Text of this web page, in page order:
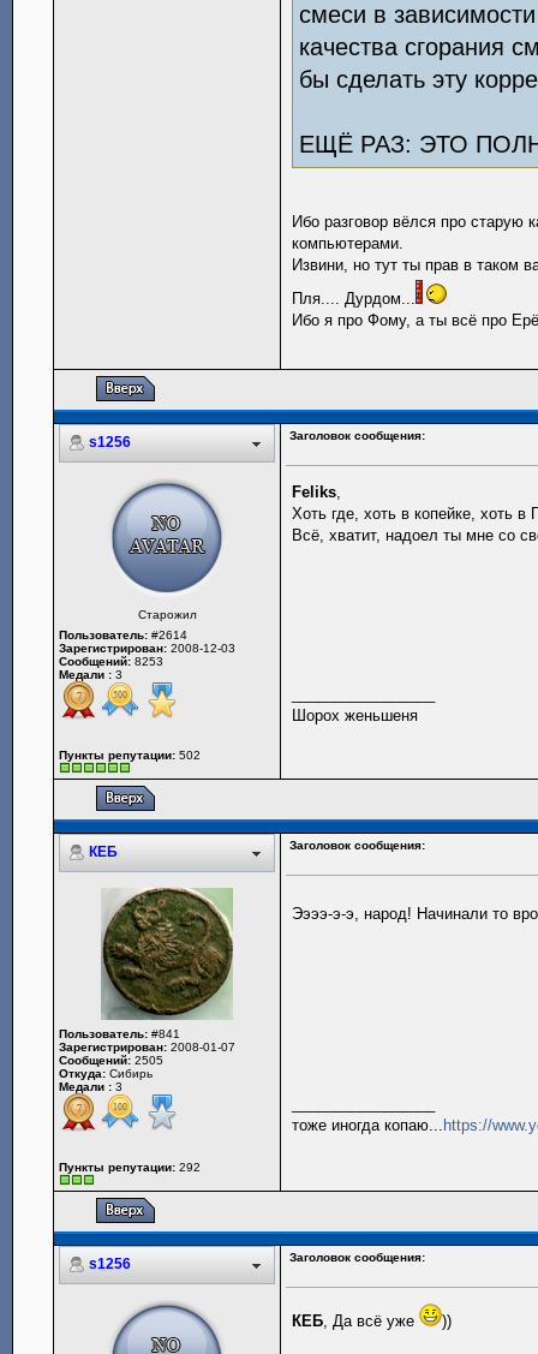
смеси в
качества сгорания
бы сделать эту
ЕЩЁ РАЗ: ЭТО
Ибо разговор вёлся про старую
компьютерами.
Извини, но тут ты прав в таком
Пля.... Дурдом...
Ибо я про Фому, а ты всё про
s1256 Заголовок сообщения:
Старожил
Пользователь: #2614
Зарегистрирован: 2008-12-03
Сообщений: 8253
Медали : 3
Пункты репутации: 502
Feliks,
Хоть где, хоть в копейке,
Всё, хватит, надоел ты мне со
Шорох женьшеня
КЕБ Заголовок сообщения:
Пользователь: #841
Зарегистрирован: 2008-01-07
Сообщений: 2505
Откуда: Сибирь
Медали : 3
Пункты репутации: 292
Ээээ-э-э, народ! Начинали то
тоже иногда копаю... https://
s1256 Заголовок сообщения:
КЕБ, Да всё уже ))